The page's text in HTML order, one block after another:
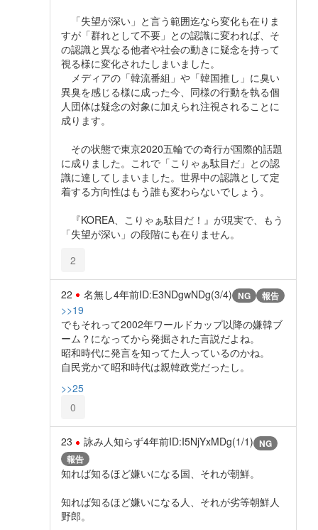
「失望が深い」と言う範囲迄なら変化も在りま
すが「群れとして不要」との認識に変われば、そ
の認識と異なる他者や社会の動きに疑念を持って
視る様に変化されたしまいました。
メディアの「韓流番組」や「韓国推し」に臭い
異臭を感じる様に成った今、同様の行動を執る個
人団体は疑念の対象に加えられ注視されることに
成ります。
その状態で東京2020五輪での奇行が国際的話題
に成りました。これで「こりゃぁ駄目だ」との認
識に達してしまいました。世界中の認識として定
着する方向性はもう誰も変わらないでしょう。
『KOREA、こりゃぁ駄目だ！』が現実で、もう
「失望が深い」の段階にも在りません。
2
22 名無し4年前ID:E3NDgwNDg(3/4) NG 報告
>>19
でもそれって2002年ワールドカップ以降の嫌韓ブ
ーム？になってから発掘された言説だよね。
昭和時代に発言を知ってた人っているのかね。
自民党かて昭和時代は親韓政党だったし。
>>25
0
23 詠み人知らず4年前ID:I5NjYxMDg(1/1) NG
報告
知れば知るほど嫌いになる国、それが朝鮮。
知れば知るほど嫌いになる人、それが劣等朝鮮人
野郎。